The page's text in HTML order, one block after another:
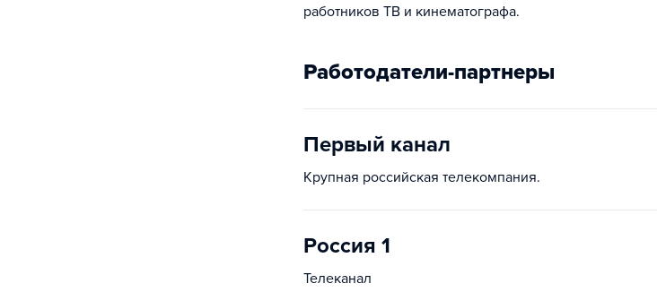
работников ТВ и кинематографа.
Работодатели-партнеры
Первый канал
Крупная российская телекомпания.
Россия 1
Телеканал